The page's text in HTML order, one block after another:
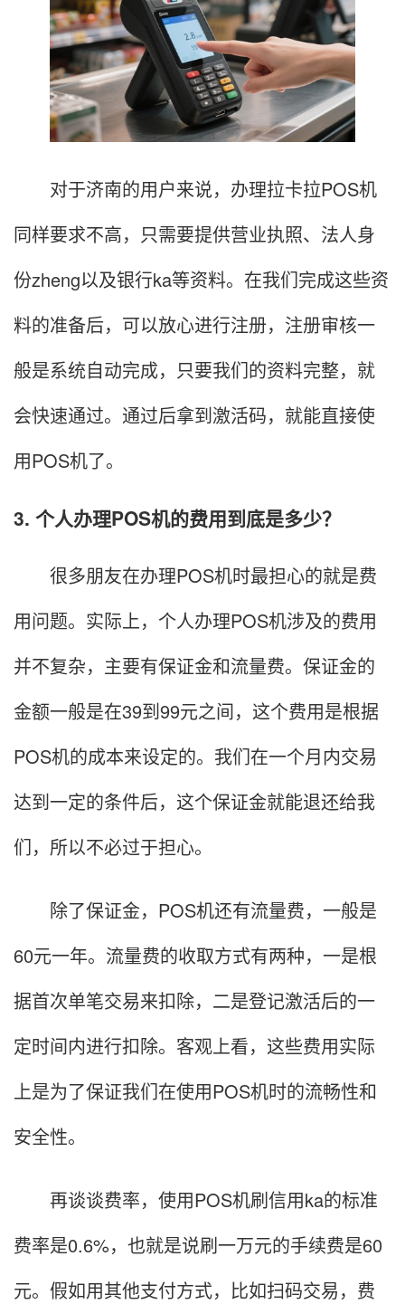
对于济南的用户来说，办理拉卡拉POS机
同样要求不高，只需要提供营业执照、法人身
份zheng以及银行ka等资料。在我们完成这些资
料的准备后，可以放心进行注册，注册审核一
般是系统自动完成，只要我们的资料完整，就
会快速通过。通过后拿到激活码，就能直接使
用POS机了。
3. 个人办理POS机的费用到底是多少？
很多朋友在办理POS机时最担心的就是费
用问题。实际上，个人办理POS机涉及的费用
并不复杂，主要有保证金和流量费。保证金的
金额一般是在39到99元之间，这个费用是根据
POS机的成本来设定的。我们在一个月内交易
达到一定的条件后，这个保证金就能退还给我
们，所以不必过于担心。
除了保证金，POS机还有流量费，一般是
60元一年。流量费的收取方式有两种，一是根
据首次单笔交易来扣除，二是登记激活后的一
定时间内进行扣除。客观上看，这些费用实际
上是为了保证我们在使用POS机时的流畅性和
安全性。
再谈谈费率，使用POS机刷信用ka的标准
费率是0.6%，也就是说刷一万元的手续费是60
元。假如用其他支付方式，比如扫码交易，费